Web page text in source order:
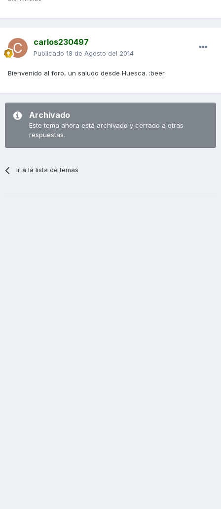
carlos230497
Publicado 18 de Agosto del 2014
Bienvenido al foro, un saludo desde Huesca. :beer
Archivado
Este tema ahora está archivado y cerrado a otras
respuestas.
Ir a la lista de temas